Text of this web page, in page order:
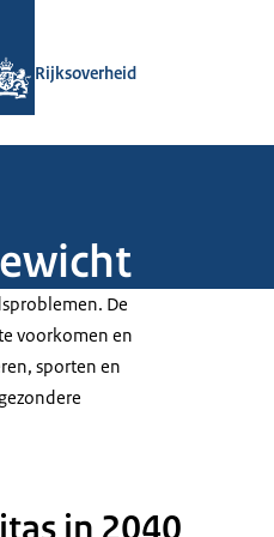
Rijksoverheid
De
voorkomen en
sporten en